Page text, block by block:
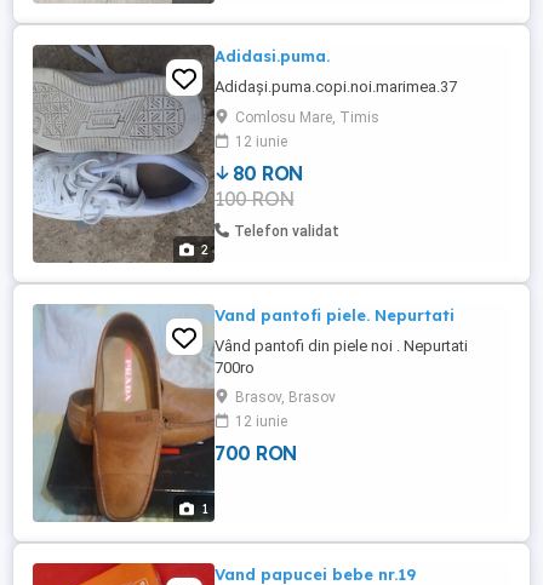
2
Adidasi.puma.
Adidași.puma.copi.noi.marimea.37
Comlosu Mare, Timis
12 iunie
80 RON
100 RON
Telefon validat
1
Vand pantofi piele. Nepurtati
Vând pantofi din piele noi . Nepurtati
700ro
Brasov, Brasov
12 iunie
700 RON
Vand papucei bebe nr.19